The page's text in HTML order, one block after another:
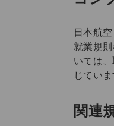
日本航
就業規
いては
じていま
関連